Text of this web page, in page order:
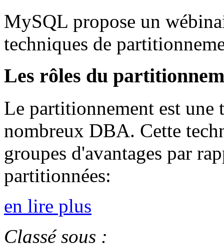
MySQL propose un
techniques de
Les rôles du
Le partitionnement est
nombreux DBA. Cette
groupes d'avantages par
partitionnées:
en lire plus
Classé sous :